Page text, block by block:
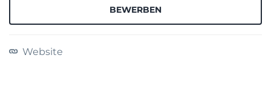
BEWERBEN
Website